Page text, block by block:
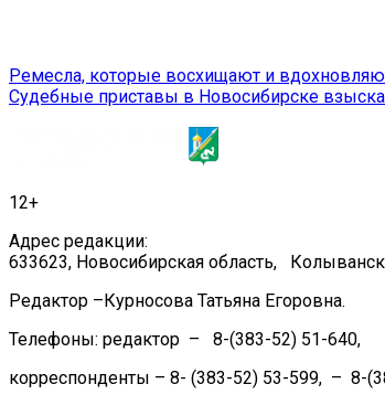
Навигация
по
Ремесла, которые восхищают и
Судебные приставы в Новосибирске
12+
Адрес редакции:
633623, Новосибирская область,
Редактор –Курносова Татьяна Егоровна.
Телефоны: редактор – 8-(383-52) 51-640,
корреспонденты – 8- (383-52) 53-599, – 8-